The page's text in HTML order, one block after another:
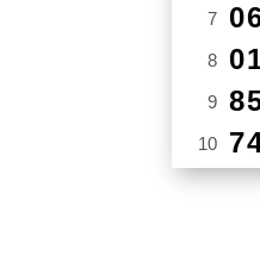
7
8
9
10